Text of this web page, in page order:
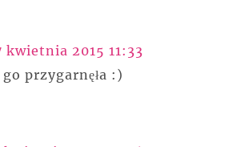
kwietnia 2015 11:33
przygarnęła :)